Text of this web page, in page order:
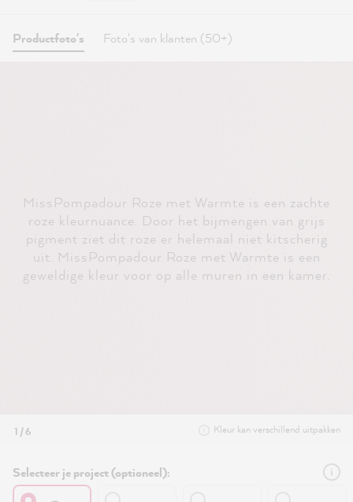
Productfoto's Foto's van klanten (50+)
MissPompadour Roze met Warmte is een zachte
roze kleurnuance. Door het bijmengen van grijs
pigment ziet dit roze er helemaal niet kitscherig
uit. MissPompadour Roze met Warmte is een
geweldige kleur voor op alle muren in een kamer.
1 / 6 Kleur kan verschillend uitpakken
Selecteer je project (optioneel):